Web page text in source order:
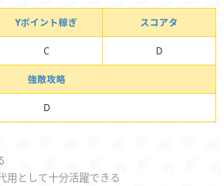
Yポイント稼ぎ スコアタ
C D
強敵攻略
D
として十分活躍できる